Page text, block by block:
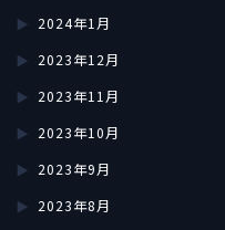
2024年1月
2023年12月
2023年11月
2023年10月
2023年9月
2023年8月